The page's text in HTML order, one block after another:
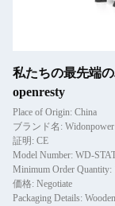
私たちの最先端
openresty
Place of Origin: China
ブランド名: Widonpower
証明: CE
Model Number: WD-
Minimum Order Quantity:
価格: Negotiate
Packaging Details: